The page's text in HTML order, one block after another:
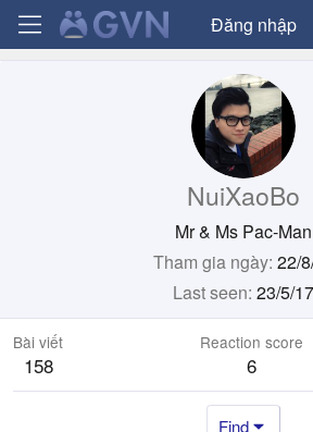
Đăng nhập
NuiXaoBo
Mr & Ms Pac-Man
Tham gia ngày 22/
Last seen 23/5/17
Bài viết
158
Reaction score
6
Find